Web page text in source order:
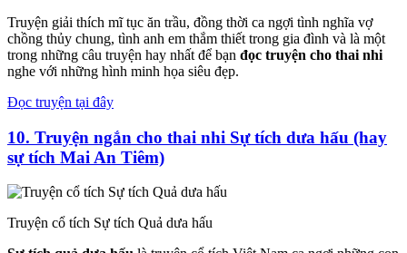
Truyện giải thích mĩ tục ăn trầu, đồng thời ca ngợi tình nghĩa vợ
chồng thủy chung, tình anh em thắm thiết trong gia đình và là một
trong những câu truyện hay nhất để bạn đọc truyện cho thai nhi
nghe với những hình minh họa siêu đẹp.
Đọc truyện tại đây
10. Truyện ngắn cho thai nhi Sự tích dưa hấu (hay
sự tích Mai An Tiêm)
Truyện cổ tích Sự tích Quả dưa hấu